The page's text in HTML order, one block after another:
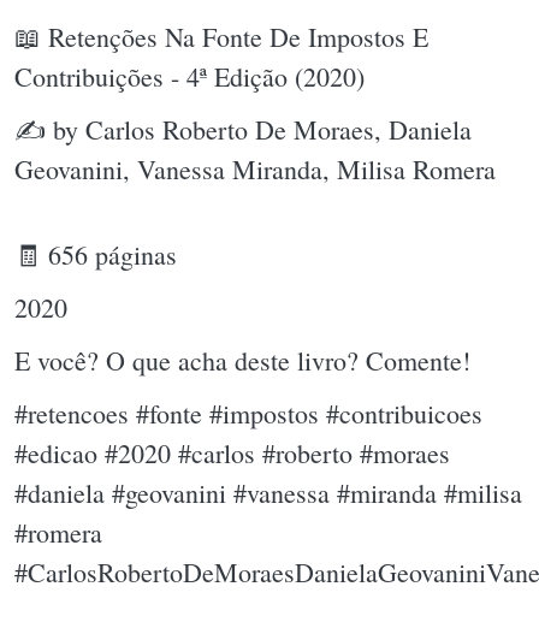
📖 Retenções Na Fonte De Impostos E
Contribuições - 4ª Edição (2020)
✍ by Carlos Roberto De Moraes, Daniela
Geovanini, Vanessa Miranda, Milisa Romera
🧾 656 páginas
2020
E você? O que acha deste livro? Comente!
#retencoes #fonte #impostos #contribuicoes
#edicao #2020 #carlos #roberto #moraes
#daniela #geovanini #vanessa #miranda #milisa
#romera